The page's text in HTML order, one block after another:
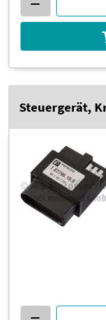
Steuergerät,